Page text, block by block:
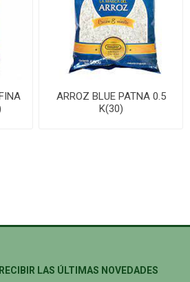
ARROZ BLUE PATNA 0.5
K(30)
LAS ÚLTIMAS NOVEDADES